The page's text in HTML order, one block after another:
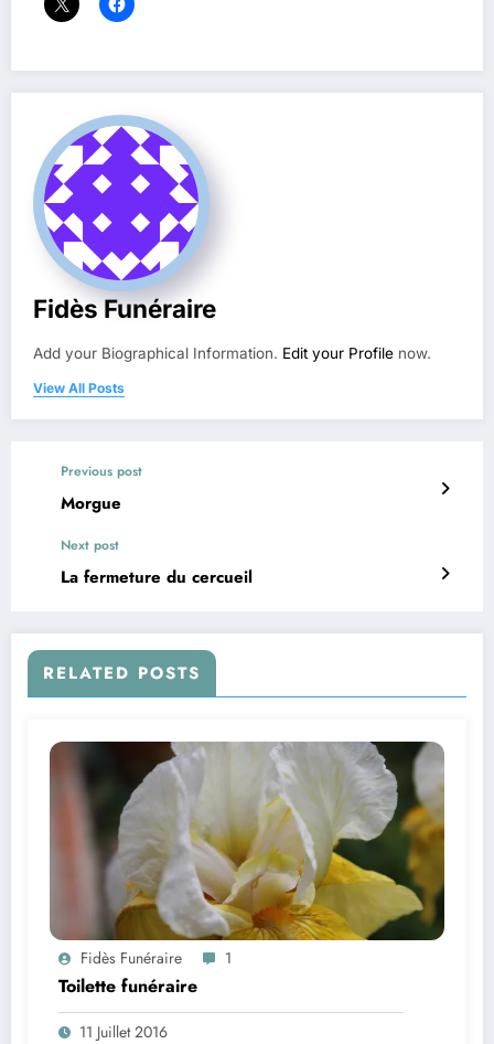
Fidès Funéraire
Add your Biographical Information. Edit your Profile now.
View All Posts
Previous post
Morgue
Next post
La fermeture du cercueil
RELATED POSTS
Fidès Funéraire 1
Toilette funéraire
11 Juillet 2016